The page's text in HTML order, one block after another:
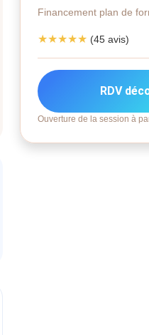
Financement plan de
★★★★★ (45 avis)
RDV
Ouverture de la session à